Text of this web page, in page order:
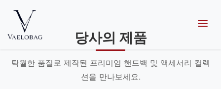
Vaelobag당사의 제품
탁월한 품질로 제작된 프리미엄 핸드백 및 액세서리 컬렉
션을 만나보세요.